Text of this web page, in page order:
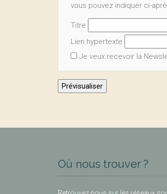
vous pouvez indiquer ci-
Titre
Lien hypertexte
Je veux recevoir la
Où nous trouver ?